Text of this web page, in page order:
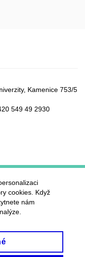
Kamenice 753/5​
549 49 2930
cookies. Když
nám